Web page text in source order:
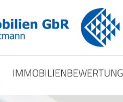
IMMOBILIENBEWERTUNG